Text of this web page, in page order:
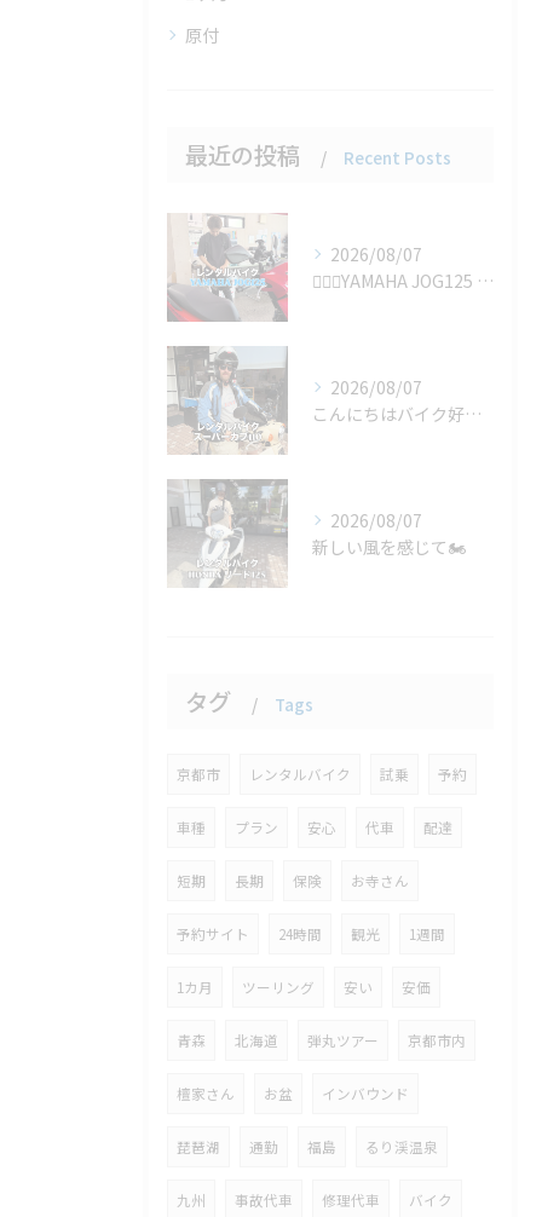
原付
最近の投稿 Recent Posts
2026/08/07
🚴‍♂️✨YAMAHA JOG125 の1ヶ月レンタルをご利...
2026/08/07
こんにちはバイク好きのみなさん！🏍️🌟 今日は驚きの旅のお供...
2026/08/07
新しい風を感じて🏍️
タグ Tags
京都市 レンタルバイク 試乗 予約
車種 プラン 安心 代車 配達
短期 長期 保険 お寺さん
予約サイト 24時間 観光 1週間
1カ月 ツーリング 安い 安価
青森 北海道 弾丸ツアー 京都市内
檀家さん お盆 インバウンド
琵琶湖 通勤 福島 るり渓温泉
九州 事故代車 修理代車 バイク